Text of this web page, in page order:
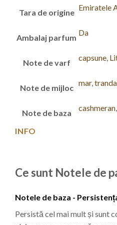
Tara de origine
Emiratele
Ambalaj parfum
Da
Note de varf
capsune
Note de mijloc
mar,
Note de baza
cashmeran
INFO
Ce sunt Notele de
Notele de baza -
Persistă cel mai mult și sunt